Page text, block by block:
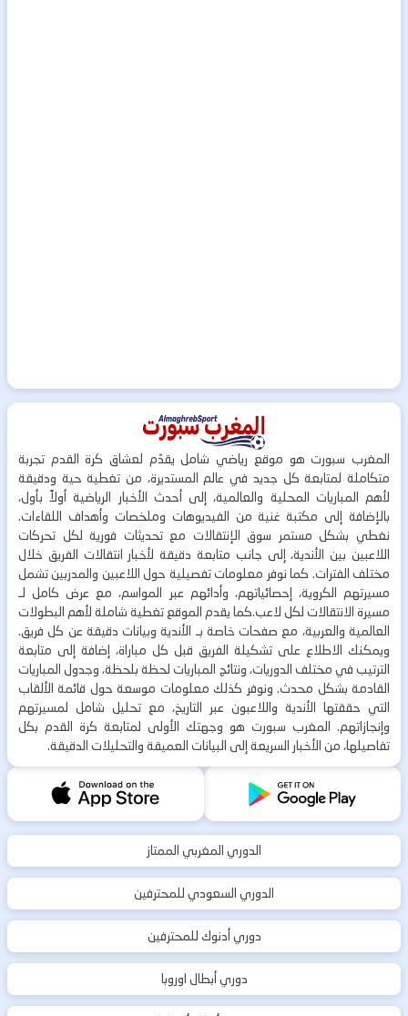
المغرب سبورت هو موقع رياضي شامل يقدّم لعشاق كرة القدم تجربة
متكاملة لمتابعة كل جديد في عالم المستديرة، من تغطية حية ودقيقة
لأهم المباريات المحلية والعالمية، إلى أحدث الأخبار الرياضية أولاً بأول،
بالإضافة إلى مكتبة غنية من الفيديوهات وملخصات وأهداف اللقاءات.
نغطي بشكل مستمر سوق الإنتقالات مع تحديثات فورية لكل تحركات
اللاعبين بين الأندية، إلى جانب متابعة دقيقة لأخبار انتقالات الفريق خلال
مختلف الفترات. كما نوفر معلومات تفصيلية حول اللاعبين والمدربين تشمل
مسيرتهم الكروية، إحصائياتهم، وأدائهم عبر المواسم، مع عرض كامل لـ
مسيرة الانتقالات لكل لاعب.كما يقدم الموقع تغطية شاملة لأهم البطولات
العالمية والعربية، مع صفحات خاصة بـ الأندية وبيانات دقيقة عن كل فريق.
ويمكنك الاطلاع على تشكيلة الفريق قبل كل مباراة، إضافة إلى متابعة
الترتيب في مختلف الدوريات، ونتائج المباريات لحظة بلحظة، وجدول المباريات
القادمة بشكل محدث. ونوفر كذلك معلومات موسعة حول قائمة الألقاب
التي حققتها الأندية واللاعبون عبر التاريخ، مع تحليل شامل لمسيرتهم
وإنجازاتهم. المغرب سبورت هو وجهتك الأولى لمتابعة كرة القدم بكل
تفاصيلها، من الأخبار السريعة إلى البيانات العميقة والتحليلات الدقيقة.
الدوري المغربي الممتاز
الدوري السعودي للمحترفين
دوري أدنوك للمحترفين
دوري أبطال اوروبا